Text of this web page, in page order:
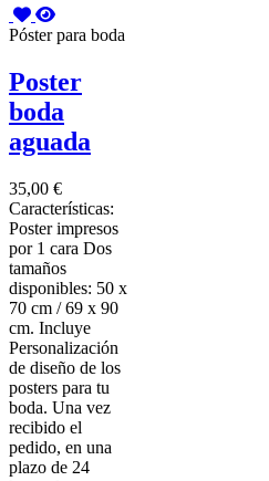
Póster para boda
Poster
boda
aguada
35,00 €
Características:
Poster impresos
por 1 cara Dos
tamaños
disponibles: 50 x
70 cm / 69 x 90
cm. Incluye
Personalización
de diseño de los
posters para tu
boda. Una vez
recibido el
pedido, en una
plazo de 24